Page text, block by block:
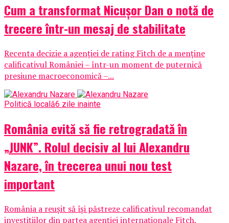
Cum a transformat Nicușor Dan o notă de
trecere într-un mesaj de stabilitate
Recenta decizie a agenției de rating Fitch de a menține
calificativul României – într-un moment de puternică
presiune macroeconomică –...
Politică locală6 zile inainte
România evită să fie retrogradată în
„JUNK”. Rolul decisiv al lui Alexandru
Nazare, în trecerea unui nou test
important
România a reușit să își păstreze calificativul recomandat
investițiilor din partea agenției internaționale Fitch,